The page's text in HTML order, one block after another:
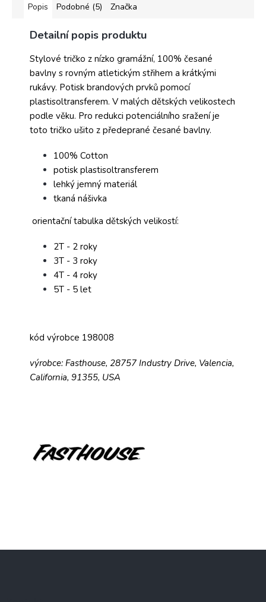
Popis Podobné (5) Značka
Detailní popis produktu
Stylové tričko z nízko gramážní, 100% česané
bavlny s rovným atletickým střihem a krátkými
rukávy. Potisk brandových prvků pomocí
plastisoltransferem. V malých dětských velikostech
podle věku. Pro redukci potenciálního sražení je
toto tričko ušito z předeprané česané bavlny.
100% Cotton
potisk plastisoltransferem
lehký jemný materiál
tkaná nášivka
orientační tabulka dětských velikostí:
2T - 2 roky
3T - 3 roky
4T - 4 roky
5T - 5 let
kód výrobce 198008
výrobce: Fasthouse, 28757 Industry Drive, Valencia,
California, 91355, USA